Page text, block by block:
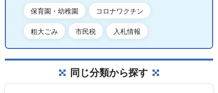
保育園・幼稚園 コロナワクチン
粗大ごみ 市民税 入札情報
同じ分類から探す